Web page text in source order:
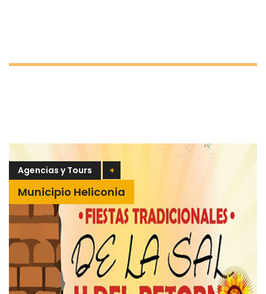
Agencias y Tours +
Municipio Heliconia